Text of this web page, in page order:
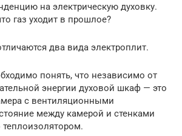
на электрическую духовку.
газ уходит в прошлое?
два вида электроплит.
понять, что независимо от
энергии духовой шкаф — это
с вентиляционными
между камерой и стенками